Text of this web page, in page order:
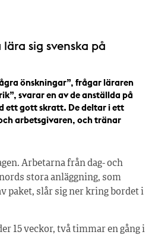
sig svenska på
önskningar”, frågar läraren
svarar en av de anställda på
ett gott skratt. De deltar i ett
arbetsgivaren, och tränar
Arbetarna från dag- och
stora anläggning, som
paket, slår sig ner kring bordet i
15 veckor, två timmar en gång i